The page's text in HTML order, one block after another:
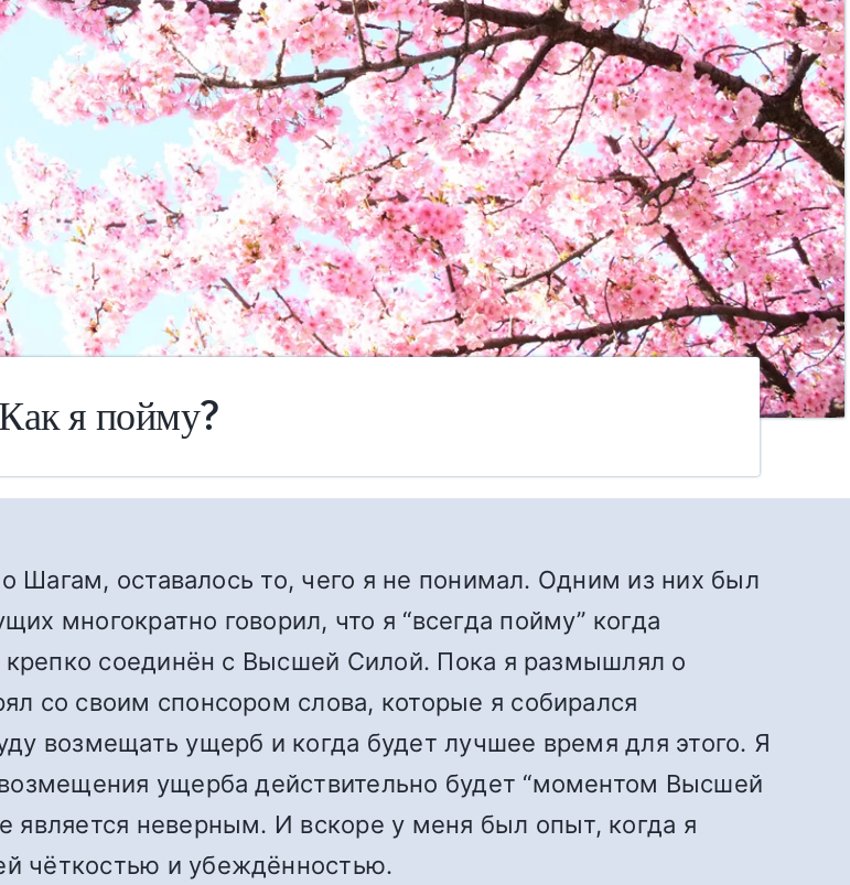
Как я пойму?
Шагам, оставалось то, чего я не понимал. Одним из них был
многократно говорил, что я “всегда пойму” когда
соединён с Высшей Силой. Пока я размышлял о
со своим спонсором слова, которые я собирался
возмещать ущерб и когда будет лучшее время для этого. Я
ущерба действительно будет “моментом Высшей
неверным. И вскоре у меня был опыт, когда я
чёткостью и убеждённостью.